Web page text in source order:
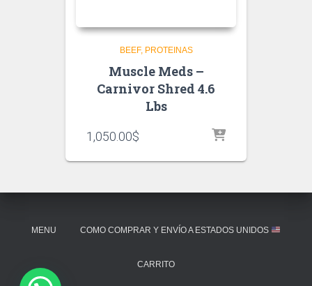
BEEF PROTEINAS
Muscle Meds –
Carnivor Shred 4.6
Lbs
1,050.00$
MENU COMO COMPRAR Y ENVÍO A ESTADOS UNIDOS
CARRITO